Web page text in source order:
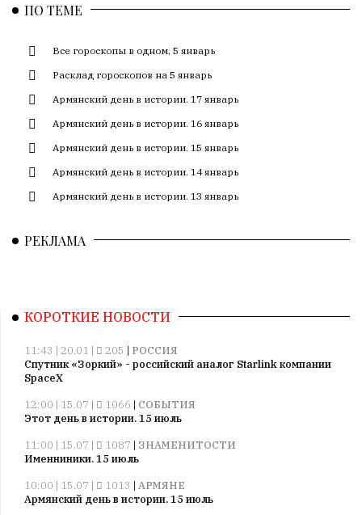
ПО ТЕМЕ
Все гороскопы в одном, 5 январь
Расклад гороскопов на 5 январь
Армянский день в истории. 17 январь
Армянский день в истории. 16 январь
Армянский день в истории. 15 январь
Армянский день в истории. 14 январь
Армянский день в истории. 13 январь
РЕКЛАМА
КОРОТКИЕ НОВОСТИ
11:43 | 20.01 | 205 | РОССИЯ
Спутник «Зоркий» - российский аналог Starlink компании
SpaceX
12:00 | 15.07 |
1066 | СОБЫТИЯ
Этот день в истории. 15 июль
11:00 | 15.07 |
1087 | ЗНАМЕНИТОСТИ
Именниники. 15 июль
10:00 | 15.07 |
1013 | АРМЯНЕ
Армянский день в истории. 15 июль